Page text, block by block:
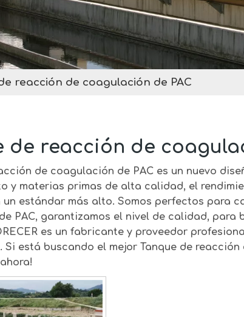
reacción de coagulación de PAC
de reacción de
de coagulación de PAC es un nuevo
y materias primas de alta calidad, el
un estándar más alto. Somos perfectos para
PAC, garantizamos el nivel de calidad,
es un fabricante y proveedor
Si está buscando el mejor Tanque de